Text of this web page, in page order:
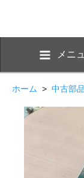
メニ
ホーム > 中古部